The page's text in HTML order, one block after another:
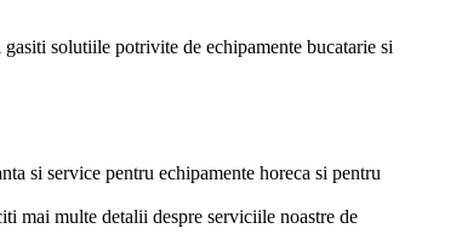
solutiile potrivite de echipamente bucatarie si
si service pentru echipamente horeca si pentru
mai multe detalii despre serviciile noastre de